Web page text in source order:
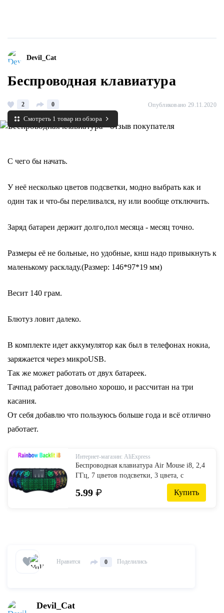
Devil_Cat
Беспроводная клавиатура
2 0 Опубликовано 29.11.2020
Смотреть 1 товар из обзора
С чего бы начать.
У неё несколько цветов подсветки, модно выбрать как и
один так и что-бы переливался, ну или вообще отключить.
Заряд батареи держит долго,пол месяца - месяц точно.
Размеры её не больные, но удобные, кнш надо привыкнуть к
маленькому раскладу.(Размер: 146*97*19 мм)
Весит 140 грам.
Блютуз ловит далеко.
В комплекте идет аккумулятор как был в телефонах нокиа,
заряжается через микроUSB.
Так же может работать от двух батареек.
Тачпад работает довольно хорошо, и рассчитан на три
касания.
От себя добавлю что пользуюсь больше года и всё отлично
работает.
Интернет-магазин: AliExpress
Беспроводная клавиатура Air Mouse i8, 2,4
ГГц, 7 цветов подсветки, 3 цвета, с
тачпадом, с английской и русской
раскладкой, пульт для телеприставки на ...
5.99 ₽ Купить
Нравится 0 Поделились
Devil_Cat